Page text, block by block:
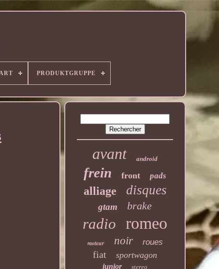
PRODUKTGRUPPE
avant android
frein front pads
alliage disques
gtam brake
radio romeo
moteur noir roues
fiat sportwagon
junior stereo